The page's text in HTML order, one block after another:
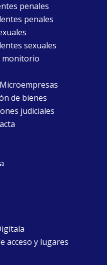
penales
penales
sexuales
monitorio
de bienes
judiciales
acceso y lugares